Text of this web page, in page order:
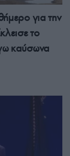
για την
το
καύσωνα